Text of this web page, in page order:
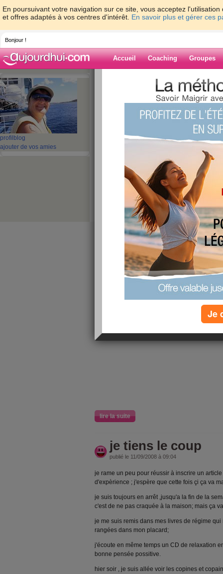
En poursuivant votre navigation sur ce site, vous acceptez
et offres adaptés à vos centres d'intérêt. En savoir plus et gérer ces
Bonjour !
Accueil Coaching Groupes
profil blog
ajouter de vos amies
>
Blog de latulipe
21 - 30 31 - 40 41 - 41 »
‹ Préc. 41 Suiv. › »
voici, un de mes
publié le 11/09/2008 à 09:30
,je suis fan de ce
lire la suite
je tiens le coup
publié le 11/09/2008 à 09:04
je rame un peu pour réussir à inscrire un
d'expèrience ; j'espère que cette fois çi ça va
je suis toujours en arrêt ,jusqu'a la fin de la
c'est de ne pas craquée à la maison; mais ça
je me suis remis dans mes livres de régime
rangées dans mon placard;
j'écoute en même temps un CD de relaxation
bonne pensée possitive.
hier soir , je suis allée voir les copines et
Je